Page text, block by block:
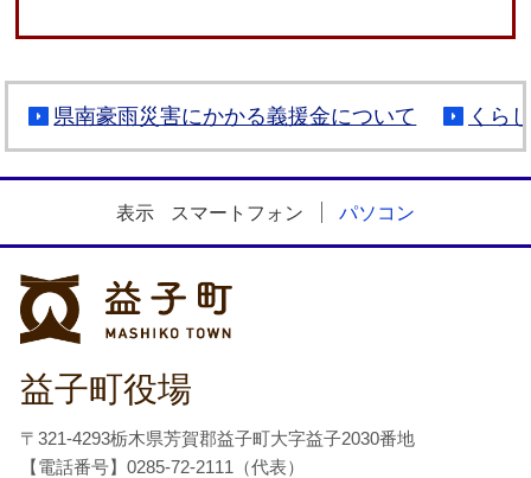
県南豪雨災害にかかる義援金について くら
表示 スマートフォン パソコン
益子町役場
〒321-4293栃木県芳賀郡益子町大字益子2030番地
【電話番号】0285-72-2111（代表）